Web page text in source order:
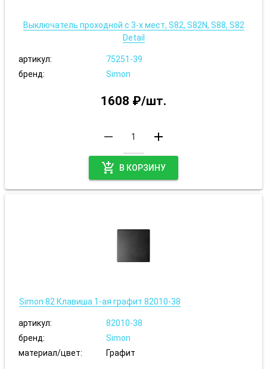
Выключатель проходной с 3-х мест, S82, S82N, S88, S82
Detail
артикул:
75251-39
бренд:
Simon
1608 ₽/шт.
remove add
add_shopping_cart В КОРЗИНУ
Simon 82 Клавиша 1-ая графит 82010-38
артикул:
82010-38
бренд:
Simon
материал/цвет:
Графит